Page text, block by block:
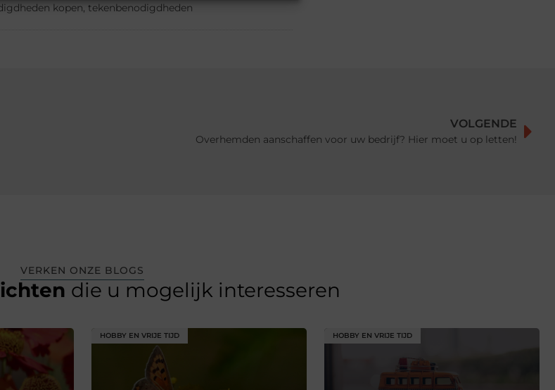
kopen, tekenbenodigdheden
VOLGENDE
Overhemden aanschaffen voor uw bedrijf? Hier moet u op letten!
VERKEN ONZE BLOGS
die u mogelijk interesseren
HOBBY EN VRIJE TIJD HOBBY EN VRIJE TIJD